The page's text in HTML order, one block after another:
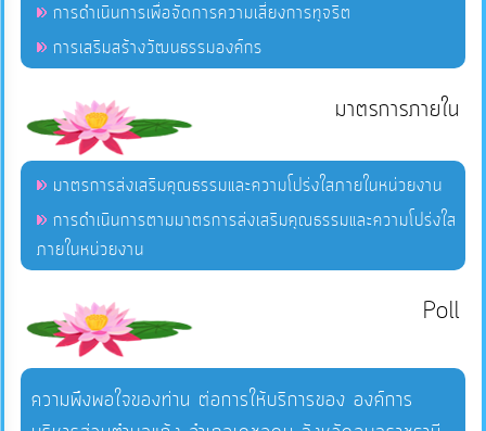
การดำเนินการเพื่อจัดการความเสี่ยงการทุจริต
การเสริมสร้างวัฒนธรรมองค์กร
มาตรการภายใน
มาตรการส่งเสริมคุณธรรมและความโปร่งใสภายในหน่วยงาน
การดำเนินการตามมาตรการส่งเสริมคุณธรรมและความโปร่งใส
ภายในหน่วยงาน
Poll
ความพึงพอใจของท่าน ต่อการให้บริการของ องค์การ